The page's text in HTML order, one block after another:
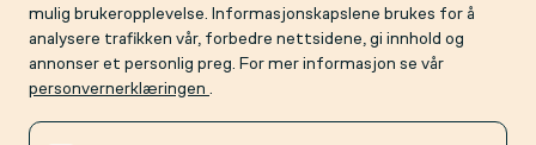
mulig brukeropplevelse. Informasjonskapslene brukes for å
analysere trafikken vår, forbedre nettsidene, gi innhold og
annonser et personlig preg. For mer informasjon se vår
personvernerklæringen .